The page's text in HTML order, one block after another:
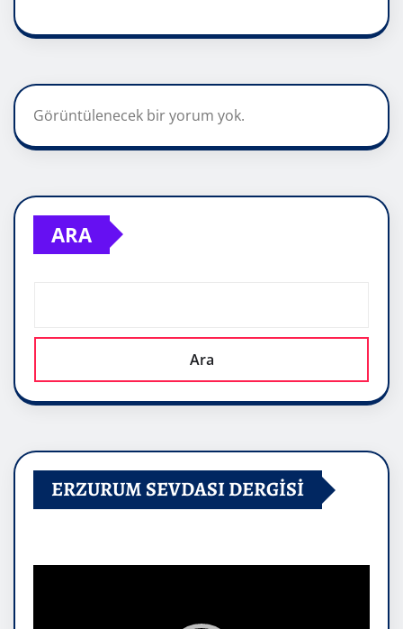
Görüntülenecek bir yorum yok.
ARA
Ara
ERZURUM SEVDASI DERGİSİ